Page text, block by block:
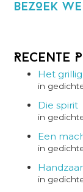
BezOek
Recente
Het
in
Die spirit
in
Een
in
in